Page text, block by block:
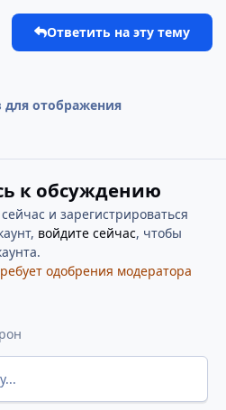
Ответить на эту тему
для отображения
к обсуждению
и зарегистрироваться
войдите сейчас, чтобы
одобрения модератора